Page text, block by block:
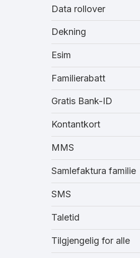
Data rollover
Dekning
Esim
Familierabatt
Gratis Bank-ID
Kontantkort
MMS
Samlefaktura familie
SMS
Taletid
Tilgjengelig for alle